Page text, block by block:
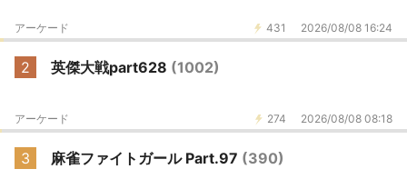
431 2026/08/08 16:24
アーケード
2 英傑大戦part628 (1002)
274 2026/08/08 08:18
アーケード
3 麻雀ファイトガール Part.97 (390)